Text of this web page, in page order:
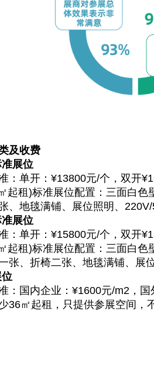
及收费
展位
单开：¥13800元/个，双开
租)标准展位配置：三面白色
地毯满铺、展位照明、220V/
准展位
单开：¥15800元/个，双开
租)标准展位配置：三面白色
、折椅二张、地毯满铺、展
国内企业：¥1600元/m2，国
㎡起租，只提供参展空间，